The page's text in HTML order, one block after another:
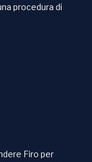
procedura di
Firo per